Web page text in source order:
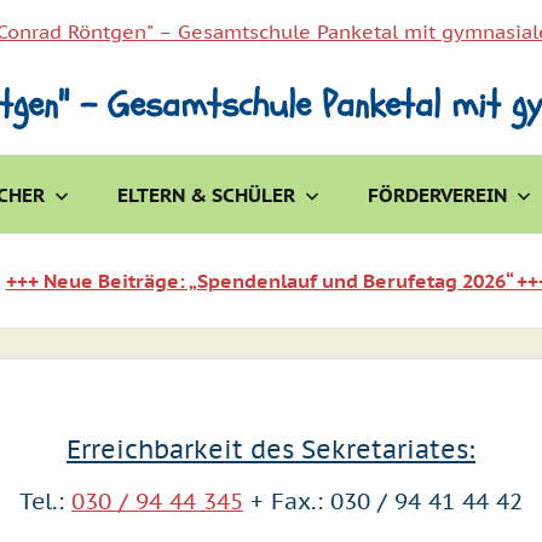
– Gesamtschule Panketal mit
ELTERN & SCHÜLER FÖRDERVEREIN
+++ Neue Beiträge: „Spendenlauf und Berufetag 2026“
Erreichbarkeit des Sekretariates:
Tel.: 030 / 94 44 345 + Fax.: 030 / 94 41 44 42